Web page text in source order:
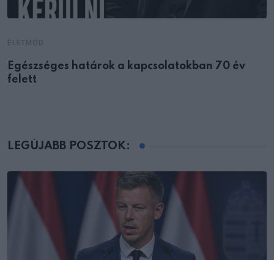
Egészséges határok a kapcsolatokban 70 év
felett
LEGÚJABB POSZTOK: